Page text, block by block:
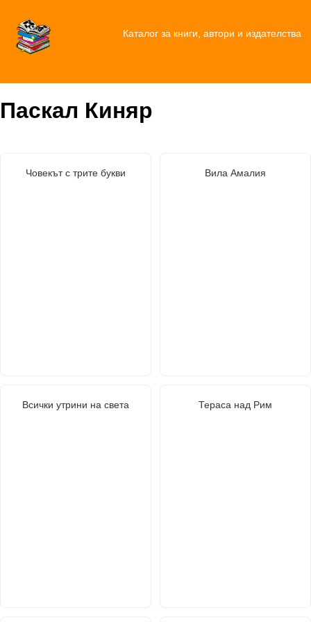
Каталог за книги, автори и издателства
Паскал Киняр
Човекът с трите букви Вила Амалия
Всички утрини на света Тераса над Рим